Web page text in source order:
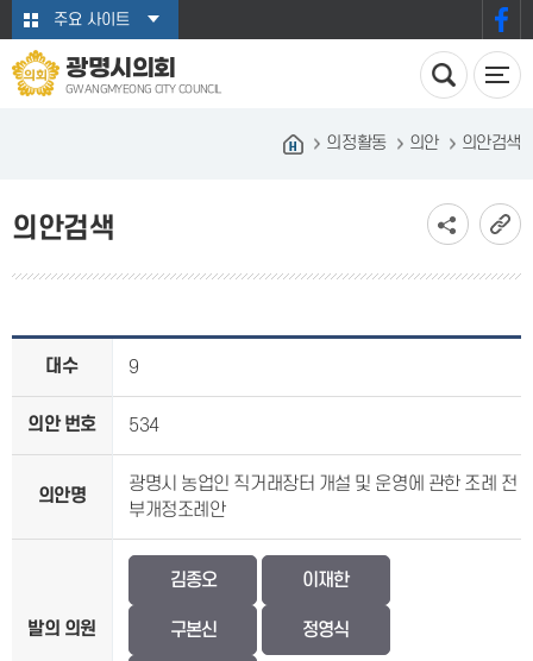
본문바로가기주요 사이트
광명시의회
GWANGMYEONG CITY COUNCIL
의정활동 의안 의안검색
의안검색
대수 9
의안 번호 534
의안명
광명시 농업인 직거래장터 개설 및 운영에 관한 조례 전
부개정조례안
발의 의원
김종오 이재한
구본신 정영식